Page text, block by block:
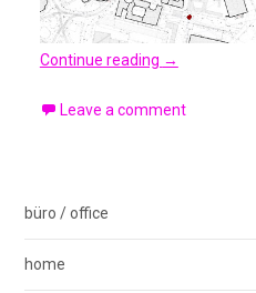
Continue reading →
Leave a comment
büro / office
home